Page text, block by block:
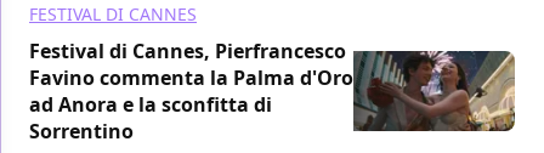
FESTIVAL DI CANNES
Festival di Cannes, Pierfrancesco
Favino commenta la Palma d'Oro
ad Anora e la sconfitta di
Sorrentino